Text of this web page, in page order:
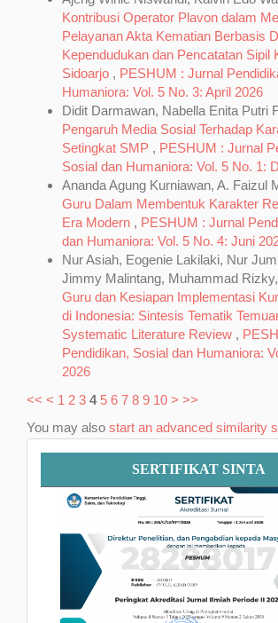
Kontribusi Operator Plavon dalam
Pelayanan Akta Kematian Berbasis
Kependudukan dan Pencatatan Sipil
Sidoarjo , PESHUM : Jurnal
Humaniora: Vol. 5 No. 3: April 2026
Didit Darmawan, Nabella Enita Putri
Pengaruh Media Sosial Terhadap
Setingkat SMP , PESHUM : Jurnal
Sosial dan Humaniora: Vol. 5 No. 1:
Ananda Agung Kurniawan, A. Faizul
Guru Dalam Membentuk Karakter
Era Modern , PESHUM : Jurnal
dan Humaniora: Vol. 5 No. 4: Juni
Nur Asiah, Eogenie Lakilaki, Nur
Jimmy Malintang, Muhammad Rizky,
Guru dan Kesiapan Implementasi
di Indonesia: Sintesis Tematik
Systematic Literature Review ,
Pendidikan, Sosial dan Humaniora:
2026
<< < 1 2 3 4 5 6 7 8 9 10 > >>
You may also start an advanced similarity
Sertifikat
SINTA
SERTIFIKAT SINTA